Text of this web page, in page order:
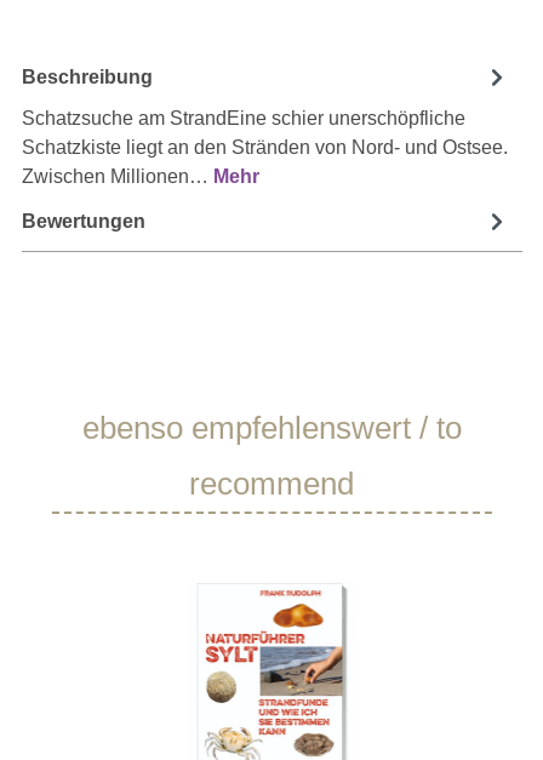
Beschreibung
Schatzsuche am StrandEine schier unerschöpfliche
Schatzkiste liegt an den Stränden von Nord- und Ostsee.
Zwischen Millionen… Mehr
Bewertungen
Produktgalerie überspringen
ebenso empfehlenswert / to
recommend